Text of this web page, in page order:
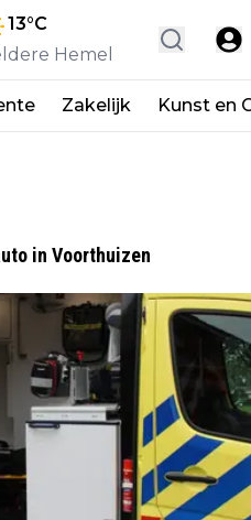
13°C
Hemel
Zakelijk Kunst en
in Voorthuizen